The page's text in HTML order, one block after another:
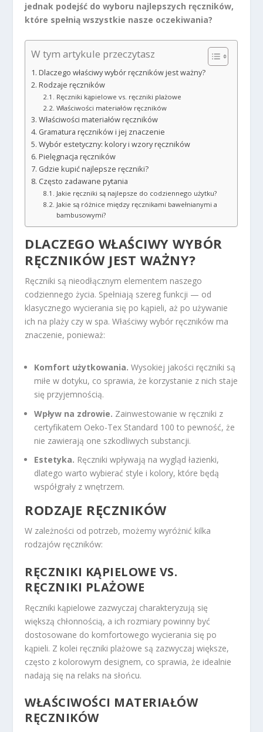
jednak podejść do wyboru najlepszych ręczników,
które spełnią wszystkie nasze oczekiwania?
W tym artykule przeczytasz
Dlaczego właściwy wybór ręczników jest ważny?
Rodzaje ręczników
Ręczniki kąpielowe vs. ręczniki plażowe
Właściwości materiałów ręczników
Właściwości materiałów ręczników
Gramatura ręczników i jej znaczenie
Wybór estetyczny: kolory i wzory ręczników
Pielęgnacja ręczników
Gdzie kupić najlepsze ręczniki?
Często zadawane pytania
Jakie ręczniki są najlepsze do codziennego użytku?
Jakie są różnice między ręcznikami bawełnianymi a
bambusowymi?
DLACZEGO WŁAŚCIWY WYBÓR
RĘCZNIKÓW JEST WAŻNY?
Ręczniki są nieodłącznym elementem naszego
codziennego życia. Spełniają szereg funkcji — od
klasycznego wycierania się po kąpieli, aż po używanie
ich na plaży czy w spa. Właściwy wybór ręczników ma
znaczenie, ponieważ:
Komfort użytkowania. Wysokiej jakości ręczniki są
miłe w dotyku, co sprawia, że korzystanie z nich staje
się przyjemnością.
Wpływ na zdrowie. Zainwestowanie w ręczniki z
certyfikatem Oeko-Tex Standard 100 to pewność, że
nie zawierają one szkodliwych substancji.
Estetyka. Ręczniki wpływają na wygląd łazienki,
dlatego warto wybierać style i kolory, które będą
współgrały z wnętrzem.
RODZAJE RĘCZNIKÓW
W zależności od potrzeb, możemy wyróżnić kilka
rodzajów ręczników:
RĘCZNIKI KĄPIELOWE VS.
RĘCZNIKI PLAŻOWE
Ręczniki kąpielowe zazwyczaj charakteryzują się
większą chłonnością, a ich rozmiary powinny być
dostosowane do komfortowego wycierania się po
kąpieli. Z kolei ręczniki plażowe są zazwyczaj większe,
często z kolorowym designem, co sprawia, że idealnie
nadają się na relaks na słońcu.
WŁAŚCIWOŚCI MATERIAŁÓW
RĘCZNIKÓW